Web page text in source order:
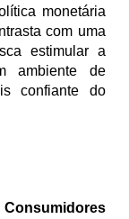
monetária
com uma
estimular a
ambiente de
confiante do